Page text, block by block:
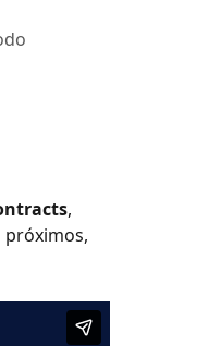
,
próximos,